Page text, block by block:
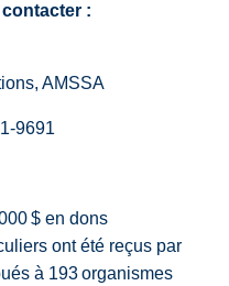
:
AMSSA
9691
$ en dons
ont été reçus par
à 193 organismes